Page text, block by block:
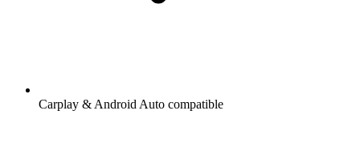
Carplay & Android Auto compatible